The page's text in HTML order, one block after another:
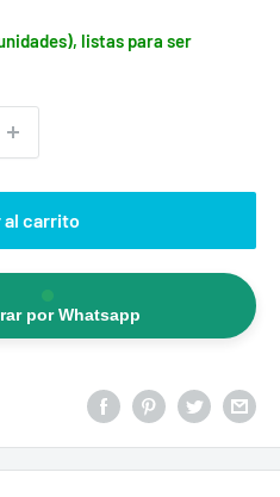
listas para ser
al carrito
por Whatsapp